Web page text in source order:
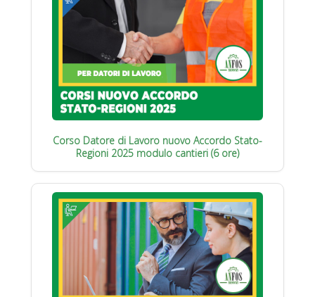
Corso Datore di Lavoro nuovo Accordo Stato-
Regioni 2025 modulo cantieri (6 ore)